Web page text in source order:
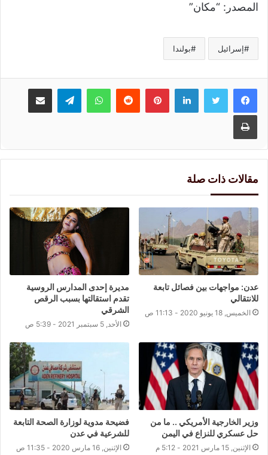
المصدر: “مكان”
إسرائيل بولندا
لينكدإنبينتيريست واتسابتيلقرام مشاركة عبر البريد
طباعة
مقالات ذات صلة
عدن: مواجهات بين فصائل تابعة
للانتقالي
الخميس, 18 يونيو 2020 - 11:13 ص
مديرة إحدى المدارس الروسية
تقدم استقالتها بسبب الرقص
الشرقي
الأحد, 5 سبتمبر 2021 - 5:39 ص
وزير الخارجية الأمريكي .. ما من
حل عسكري للنزاع في اليمن
الإثنين, 15 مارس 2021 - 5:12 م
فضيحة مدوية لوزارة الصحة التابعة
للشرعية في عدن
الإثنين, 16 مارس 2020 - 11:35 ص